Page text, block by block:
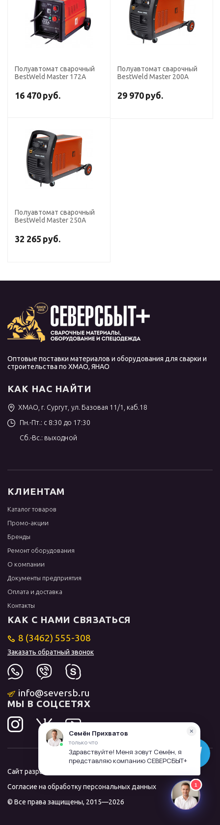
Полуавтомат сварочный
BestWeld Master 172А
16 470 руб.
Полуавтомат сварочный
BestWeld Master 200А
29 970 руб.
Полуавтомат сварочный
BestWeld Master 250А
32 265 руб.
Оптовые поставки материалов и оборудования для сварки и
строительства по ХМАО, ЯНАО
КАК НАС НАЙТИ
ХМАО, г. Сургут, ул. Базовая 11/1, каб.18
Пн.-Пт.: с 8:30 до 17:30
Сб.-Вс.: выходной
КЛИЕНТАМ
Каталог товаров
Промо-акции
Бренды
Ремонт оборудования
О компании
Документы предприятия
Оплата и доставка
Контакты
КАК С НАМИ СВЯЗАТЬСЯ
8 (3462) 555-308
Заказать обратный звонок
info@seversb.ru
МЫ В СОЦСЕТЯХ
Сайт разработал и продвинул
Согласие на обработку персональных данных
© Все права защищены, 2015—2026